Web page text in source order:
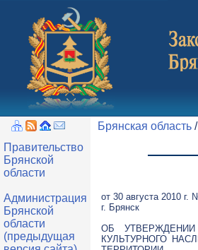
Правительство
Брянской
области
Администрация
Брянской
области
(предыдущая
Брянская область /
от 30 августа 2010 г.
г. Брянск
ОБ
КУЛЬТУРНОГО